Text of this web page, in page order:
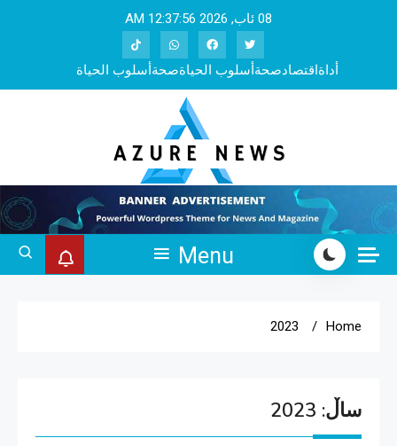
08 ئاب, 2026 12:37:57 AM
أداةاقتصادصحةأسلوب الحياةصحةأسلوب الحياة
Azure Pro RTL
Menu
Home
2023
ساڵ: 2023